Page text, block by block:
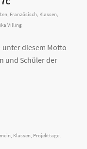
, Französisch, Klassen,
Villing
unter diesem Motto
und Schüler der
, Klassen, Projekttage,